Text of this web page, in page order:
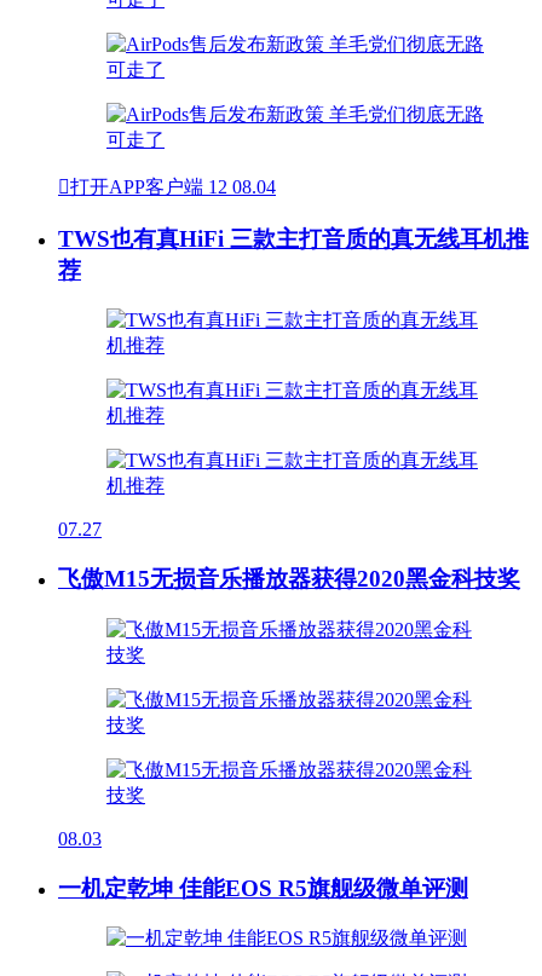
打开APP客户端 12 08.04
TWS也有真HiFi 三款主打音质的真无线耳机推
荐
07.27
飞傲M15无损音乐播放器获得2020黑金科技奖
08.03
一机定乾坤 佳能EOS R5旗舰级微单评测